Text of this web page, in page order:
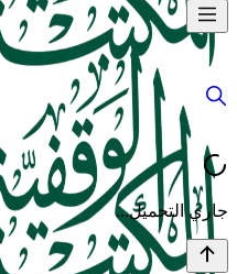
جاري التحميل...